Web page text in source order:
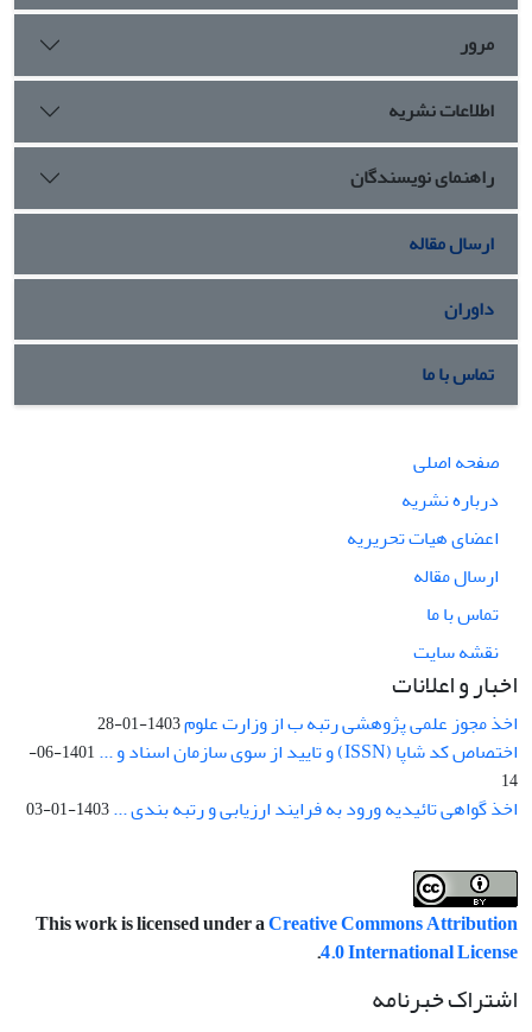
مرور
اطلاعات نشریه
راهنمای نویسندگان
ارسال مقاله
داوران
تماس با ما
صفحه اصلی
درباره نشریه
اعضای هیات تحریریه
ارسال مقاله
تماس با ما
نقشه سایت
اخبار و اعلانات
اخذ مجوز علمی پژوهشی رتبه ب از وزارت علوم1403-01-28
اختصاص کد شاپا (ISSN) و تایید از سوی سازمان اسناد و ...
1401-06-
14
اخذ گواهی تائیدیه ورود به فرایند ارزیابی و رتبه بندی ...1403-01-03
This work is licensed under aCreative Commons Attribution
4.0 International License
.
اشتراک خبرنامه